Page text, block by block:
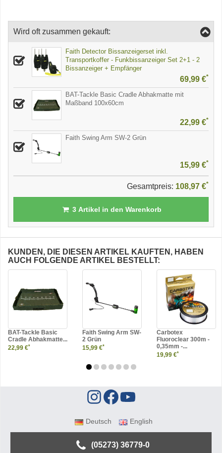
Wird oft zusammen gekauft:
Faith Detector Bissanzeigerset inkl.
Transportkoffer - Funkbissanzeiger Set 2+1 - 2
Bissanzeiger + Empfänger
69,99 €*
BAT-Tackle Basic Cradle Abhakmatte mit
Maßband 100x60cm
22,99 €*
Faith Swing Arm SW-2 Grün
15,99 €*
Gesamtpreis: 108,97 €*
3Artikel in den Warenkorb
KUNDEN, DIE DIESEN ARTIKEL KAUFTEN, HABEN
AUCH FOLGENDE ARTIKEL BESTELLT:
BAT-Tackle Basic
Cradle Abhakmatte...
22,99 €*
Faith Swing Arm SW-
2 Grün
15,99 €*
Carbotex
Fluoroclear 300m -
0,35mm -...
19,99 €*
Deutsch English
(05273) 36779-0